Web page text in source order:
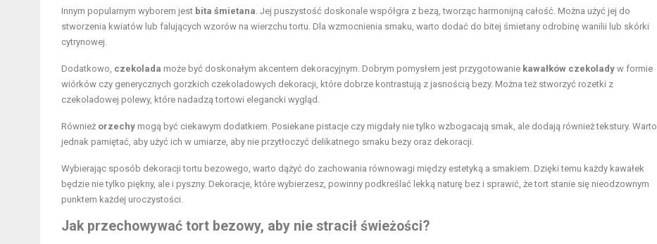
Innym popularnym wyborem jest bita śmietana. Jej puszystość doskonale współgra z bezą, tworząc harmonijną całość. Można użyć jej do
stworzenia kwiatów lub falujących wzorów na wierzchu tortu. Dla wzmocnienia smaku, warto dodać do bitej śmietany odrobinę wanilii lub skórki
cytrynowej.
Dodatkowo, czekolada może być doskonałym akcentem dekoracyjnym. Dobrym pomysłem jest przygotowanie kawałków czekolady w formie
wiórków czy generycznych gorzkich czekoladowych dekoracji, które dobrze kontrastują z jasnością bezy. Można też stworzyć rozetki z
czekoladowej polewy, które nadadzą tortowi elegancki wygląd.
Również orzechy mogą być ciekawym dodatkiem. Posiekane pistacje czy migdały nie tylko wzbogacają smak, ale dodają również tekstury. Warto
jednak pamiętać, aby użyć ich w umiarze, aby nie przytłoczyć delikatnego smaku bezy oraz dekoracji.
Wybierając sposób dekoracji tortu bezowego, warto dążyć do zachowania równowagi między estetyką a smakiem. Dzięki temu każdy kawałek
będzie nie tylko piękny, ale i pyszny. Dekoracje, które wybierzesz, powinny podkreślać lekką naturę bez i sprawić, że tort stanie się nieodzownym
punktem każdej uroczystości.
Jak przechowywać tort bezowy, aby nie stracił świeżości?